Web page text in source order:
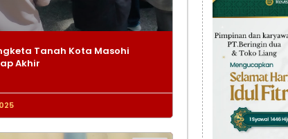
Tanah Kota Masohi
Akhir